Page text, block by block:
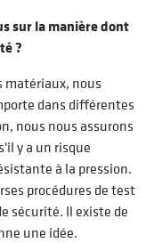
sur la manière dont
?
matériaux, nous
dans différentes
nous nous assurons
y a un risque
à la pression.
procédures de test
sécurité. Il existe de
une idée.